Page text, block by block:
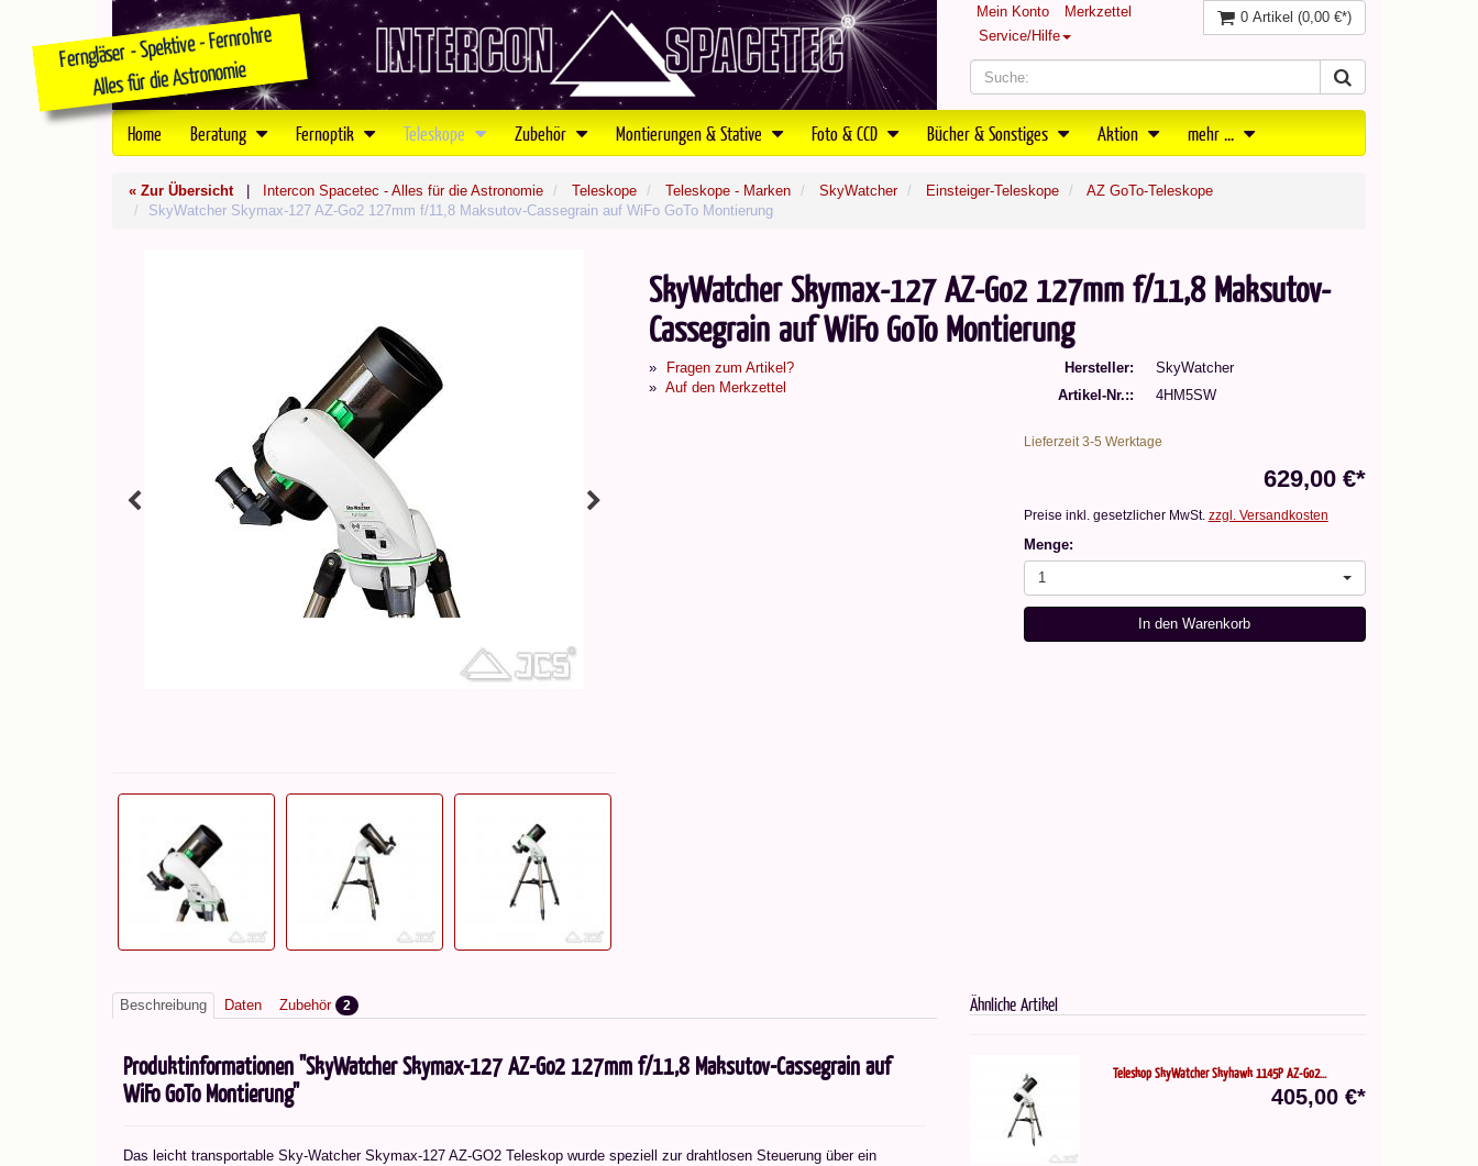
Mein Konto
Merkzettel
Service/Hilfe
0 Artikel (0,00 €*)
Home Beratung Fernoptik Teleskope Zubehör Montierungen & Stative Foto & CCD Bücher & Sonstiges Aktion mehr ...
« Zur Übersicht| Intercon Spacetec - Alles für die Astronomie Teleskope Teleskope - Marken SkyWatcher Einsteiger-Teleskope
AZ GoTo-Teleskope
SkyWatcher Skymax-127 AZ-Go2 127mm f/11,8 Maksutov-Cassegrain auf WiFo GoTo Montierung
SkyWatcher Skymax-127 AZ-Go2 127mm f/11,8 Maksutov-
Cassegrain auf WiFo GoTo Montierung
Fragen zum Artikel?
Auf den Merkzettel
Hersteller
SkyWatcher
Artikel-Nr.:
4HM5SW
Lieferzeit 3-5 Werktage
629,00 €*
Preise inkl. gesetzlicher MwSt. zzgl. Versandkosten
Menge:
1
In den Warenkorb
Beschreibung Daten Zubehör 2
Produktinformationen "SkyWatcher Skymax-127 AZ-Go2 127mm f/11,8 Maksutov-Cassegrain auf
WiFo GoTo Montierung"
Das leicht transportable Sky-Watcher Skymax-127 AZ-GO2 Teleskop wurde speziell zur drahtlosen Steuerung über ein
Ähnliche Artikel
Teleskop SkyWatcher Skyhawk 1145P AZ-Go2...
405,00 €*